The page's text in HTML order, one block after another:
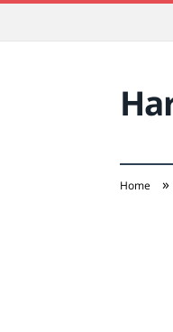
Home »